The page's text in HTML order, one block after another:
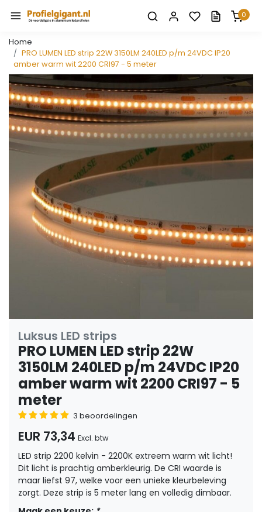
0
Home
PRO LUMEN LED strip 22W 3150LM 240LED p/m 24VDC IP20
amber warm wit 2200 CRI97 - 5 meter
Luksus LED strips
PRO LUMEN LED strip 22W
3150LM 240LED p/m 24VDC IP20
amber warm wit 2200 CRI97 - 5
meter
3 beoordelingen
EUR 73,34 Excl. btw
LED strip 2200 kelvin - 2200K extreem warm wit licht!
Dit licht is prachtig amberkleurig. De CRI waarde is
maar liefst 97, welke voor een unieke kleurbeleving
zorgt. Deze strip is 5 meter lang en volledig dimbaar.